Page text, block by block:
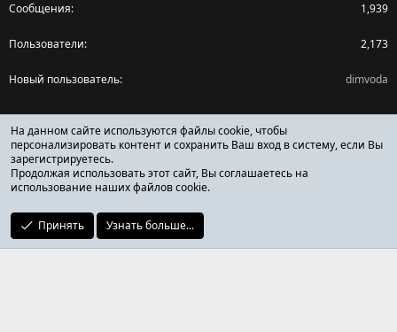
Сообщения 1,939
Пользователи 2,173
Новый пользователь dimvoda
Поделиться страницей
Facebook
X (Twitter)
Reddit
ОТЗЫВЫ ОНЛАЙН ФОРУМ
На данном сайте используются файлы cookie, чтобы
персонализировать контент и сохранить Ваш вход в систему, если Вы
зарегистрируетесь.
Продолжая использовать этот сайт, Вы соглашаетесь на
использование наших файлов cookie.
Принять Узнать больше...